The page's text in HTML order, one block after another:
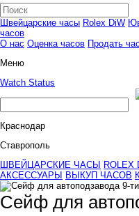
Швейцарские часы Rolex DiW
часов
О нас Оценка часов Продать
Меню
Watch Status
Краснодар
Ставрополь
ШВЕЙЦАРСКИЕ ЧАСЫ
ROLEX
АКСЕССУАРЫ
ВЫКУП ЧАСОВ
Сейф для